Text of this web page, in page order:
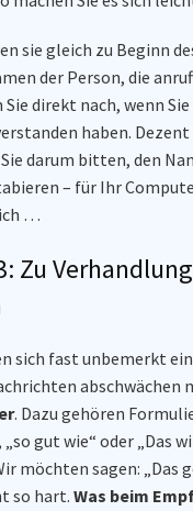
sie gleich zu Beginn
der Person, die
Sie direkt nach, wenn
haben.
darum bitten, den
– für Ihr
…
Zu
sich fast unbemerkt
abschwächen
. Dazu gehören
gut wie“ oder „Das
möchten sagen: „Das
so hart.Was beim